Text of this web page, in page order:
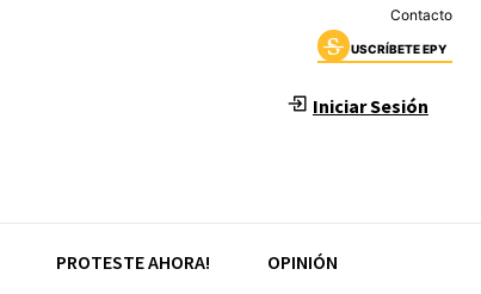
Contacto
USCRÍBETE EPY
Iniciar Sesión
PROTESTE AHORA! OPINIÓN